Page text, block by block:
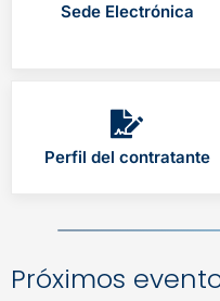
Sede Electrónica
Perfil del contratante
Próximos